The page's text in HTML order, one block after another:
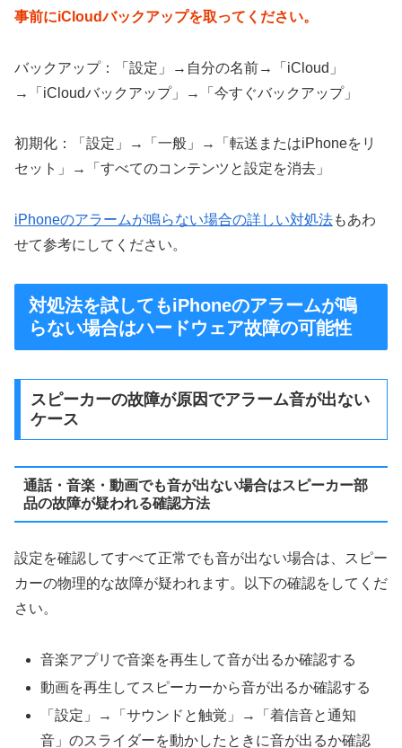
事前にiCloudバックアップを取ってください。
バックアップ：「設定」→自分の名前→「iCloud」
→「iCloudバックアップ」→「今すぐバックアップ」
初期化：「設定」→「一般」→「転送またはiPhoneをリ
セット」→「すべてのコンテンツと設定を消去」
iPhoneのアラームが鳴らない場合の詳しい対処法もあわ
せて参考にしてください。
対処法を試してもiPhoneのアラームが鳴
らない場合はハードウェア故障の可能性
スピーカーの故障が原因でアラーム音が出ない
ケース
通話・音楽・動画でも音が出ない場合はスピーカー部
品の故障が疑われる確認方法
設定を確認してすべて正常でも音が出ない場合は、スピー
カーの物理的な故障が疑われます。以下の確認をしてくだ
さい。
音楽アプリで音楽を再生して音が出るか確認する
動画を再生してスピーカーから音が出るか確認する
「設定」→「サウンドと触覚」→「着信音と通知
音」のスライダーを動かしたときに音が出るか確認